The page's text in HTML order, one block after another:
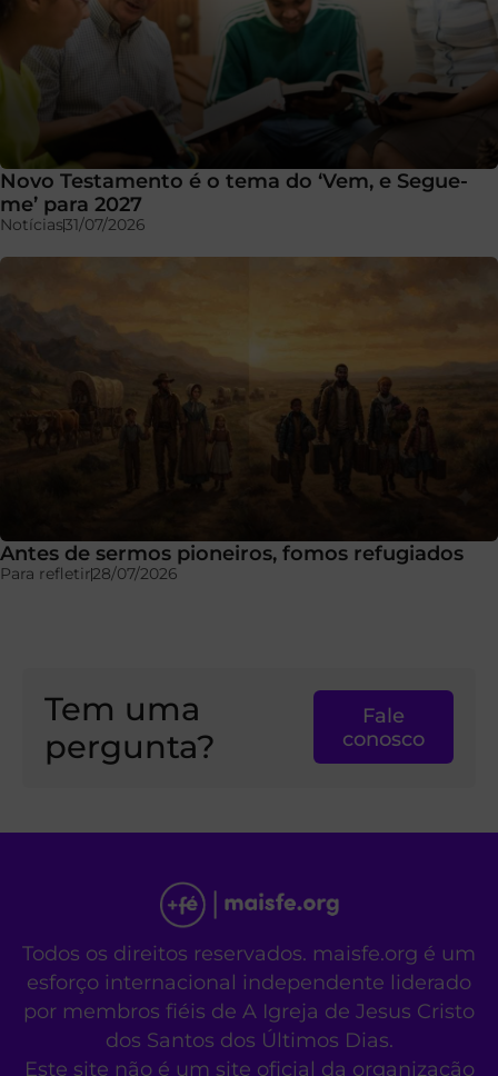
Novo Testamento é o tema do ‘Vem, e Segue-
me’ para 2027
Notícias31/07/2026
Antes de sermos pioneiros, fomos refugiados
Para refletir28/07/2026
Tem uma
pergunta?
Fale
conosco
Todos os direitos reservados. maisfe.org é um
esforço internacional independente liderado
por membros fiéis de A Igreja de Jesus Cristo
dos Santos dos Últimos Dias.
Este site não é um site oficial da organização